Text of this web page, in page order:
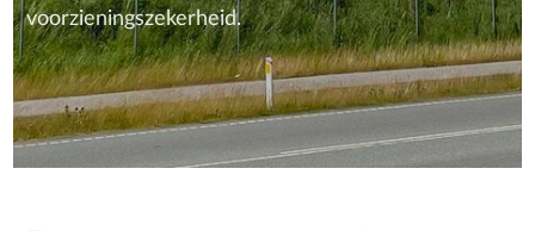
voorzieningszekerheid.